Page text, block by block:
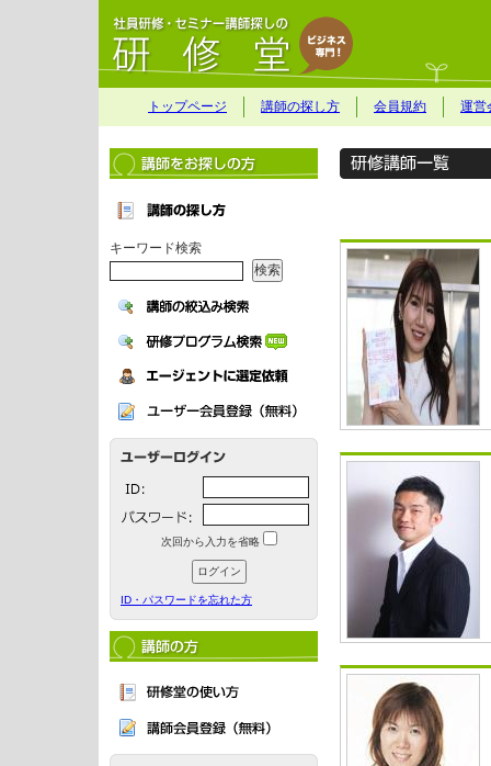
トップページ 講師の探し方 会員規約 運営
キーワード検索
次回から入力を省略
ID・パスワードを忘れた方